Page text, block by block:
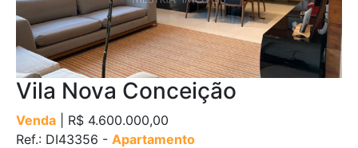
Vila Nova Conceição
Venda | R$ 4.600.000,00
Ref.: DI43356 - Apartamento